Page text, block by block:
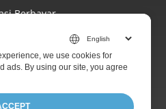
Berbayar
Web
we use cookies for
ads. By using our site, you agree